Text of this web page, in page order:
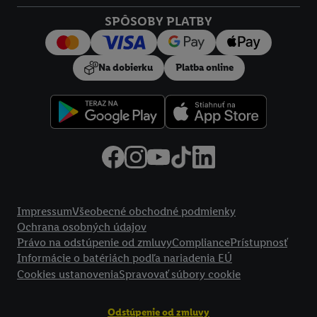
SPÔSOBY PLATBY
Na dobierku Platba online
ImpressumVšeobecné obchodné podmienky
Ochrana osobných údajov
Právo na odstúpenie od zmluvyCompliancePrístupnosť
Informácie o batériách podľa nariadenia EÚ
Cookies ustanoveniaSpravovať súbory cookie
Odstúpenie od zmluvy
Kliknutím na možnosť "Odmietnuť" môžete povoliť iba
používanie potrebných technológií. Kliknutím na "Súhlasím
vyjadríte súhlas so spracúvaním na všetky vyššie uvedené účely.
Ďalšie informácie vrátane informácií o dobe uchovávania
údajov a Vašom práve kedykoľvek odvolať súhlas s účinnosťou
do budúcnosti nájdete v našichzásadách ochrany osobných
Imprint nájdete tu.